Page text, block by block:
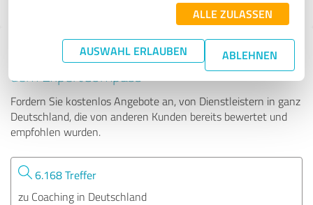
ALLE ZULASSEN
AUSWAHL ERLAUBEN ABLEHNEN
Tipp: Die passenden Experten finden - mit
dem ExpertCompass
Fordern Sie kostenlos Angebote an, von Dienstleistern in ganz
Deutschland, die von anderen Kunden bereits bewertet und
empfohlen wurden.
6.168 Treffer
zu Coaching in Deutschland